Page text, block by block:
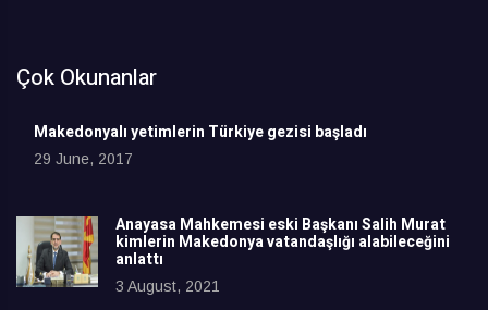
Çok Okunanlar
Makedonyalı yetimlerin Türkiye gezisi başladı
29 June, 2017
Anayasa Mahkemesi eski Başkanı Salih Murat
kimlerin Makedonya vatandaşlığı alabileceğini
anlattı
3 August, 2021